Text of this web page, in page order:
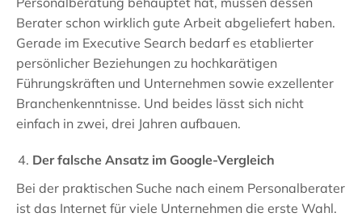
Berater schon wirklich gute Arbeit abgeliefert haben.
Gerade im Executive Search bedarf es etablierter
persönlicher Beziehungen zu hochkarätigen
Führungskräften und Unternehmen sowie exzellenter
Branchenkenntnisse. Und beides lässt sich nicht
einfach in zwei, drei Jahren aufbauen.
Der falsche Ansatz im Google-Vergleich
Bei der praktischen Suche nach einem Personalberater
ist das Internet für viele Unternehmen die erste Wahl.